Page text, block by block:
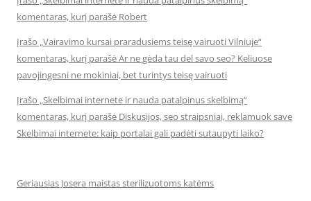
komentaras, kurį parašė Robert
Įrašo „Vairavimo kursai praradusiems teisę vairuoti Vilniuje“
komentaras, kurį parašė Ar ne gėda tau del savo seo? Keliuose
pavojingesni ne mokiniai, bet turintys teisę vairuoti
Įrašo „Skelbimai internete ir nauda patalpinus skelbimą“
komentaras, kurį parašė Diskusijos, seo straipsniai, reklamuok save
Skelbimai internete: kaip portalai gali padėti sutaupyti laiko?
Geriausias Josera maistas sterilizuotoms katėms